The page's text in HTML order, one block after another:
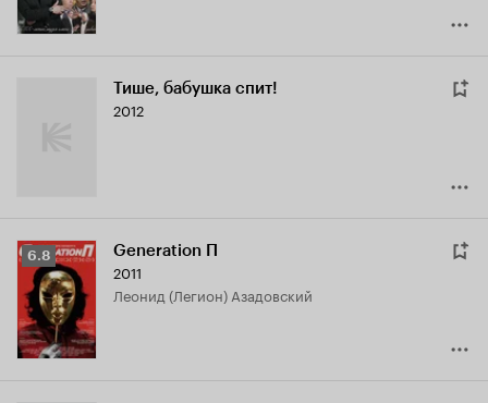
Тише, бабушка спит!
2012
Рейтинг
Кинопоиска
6.8
6.8 Generation П
2011
Леонид (Легион) Азадовский